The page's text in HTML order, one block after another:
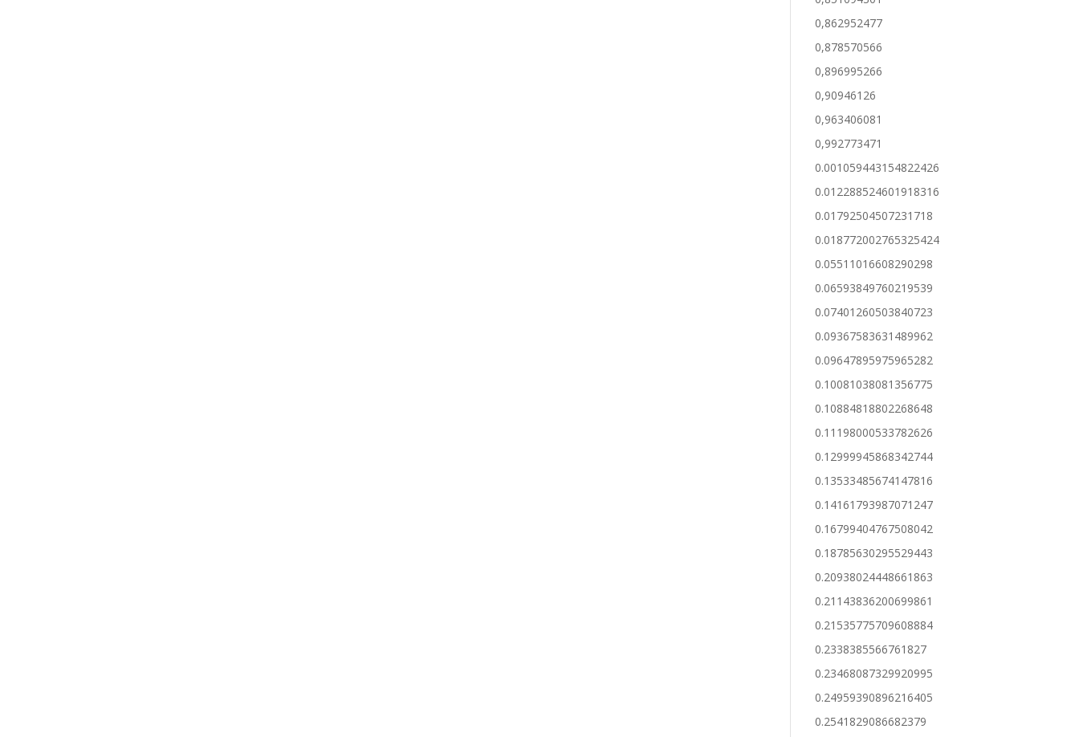
0,862952477
0,878570566
0,896995266
0,90946126
0,963406081
0,992773471
0.001059443154822426
0.012288524601918316
0.01792504507231718
0.018772002765325424
0.05511016608290298
0.06593849760219539
0.07401260503840723
0.09367583631489962
0.09647895975965282
0.10081038081356775
0.10884818802268648
0.11198000533782626
0.12999945868342744
0.13533485674147816
0.14161793987071247
0.16799404767508042
0.18785630295529443
0.20938024448661863
0.21143836200699861
0.21535775709608884
0.2338385566761827
0.23468087329920995
0.24959390896216405
0.2541829086682379